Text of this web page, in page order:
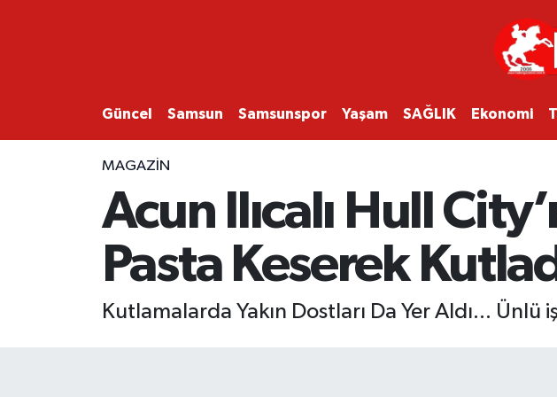
Güncel Samsun Samsunspor Yaşam SAĞLIK Ekonomi
MAGAZİN
Acun Ilıcalı Hull
Pasta Keserek
Kutlamalarda Yakın Dostları Da Yer Aldı... Ünlü
SAMSUN
SAMSUNSPOR
EKONOMİ